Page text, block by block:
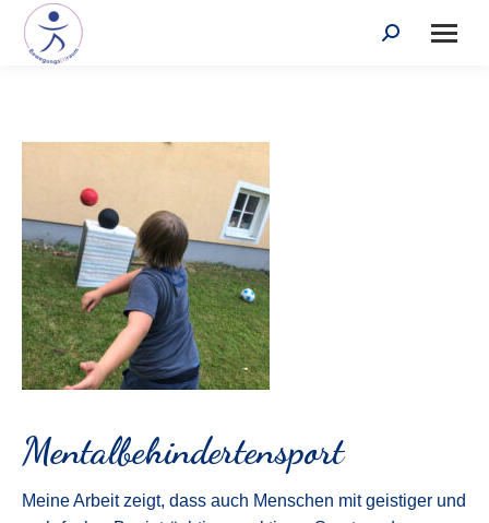
Search:
Mentalbehindertensport
Meine Arbeit zeigt, dass auch Menschen mit geistiger und